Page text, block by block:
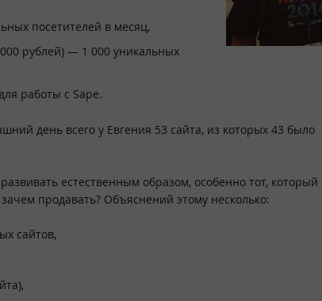
посетителей в месяц,
рублей) — 1 000 уникальных
работы с Sape.
день всего у Евгения 53 сайта, из которых 43 было
естественным образом, особенно тот, который
продавать? Объяснений этому несколько:
сайтов,